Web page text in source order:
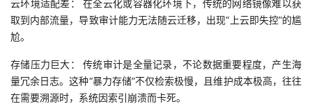
动
关
证
实
的
藏
持
建
云环境适配差： 在全云化或容器化环境下，传统的网络镜像难以获
取到内部流量，导致审计能力无法随云迁移，出现“上云即失控”的尴
尬。
存储压力巨大： 传统审计是全量记录，不论数据重要程度，产生海
量冗余日志。这种“暴力存储”不仅检索极慢，且维护成本极高，往往
在需要溯源时，系统因索引崩溃而卡死。